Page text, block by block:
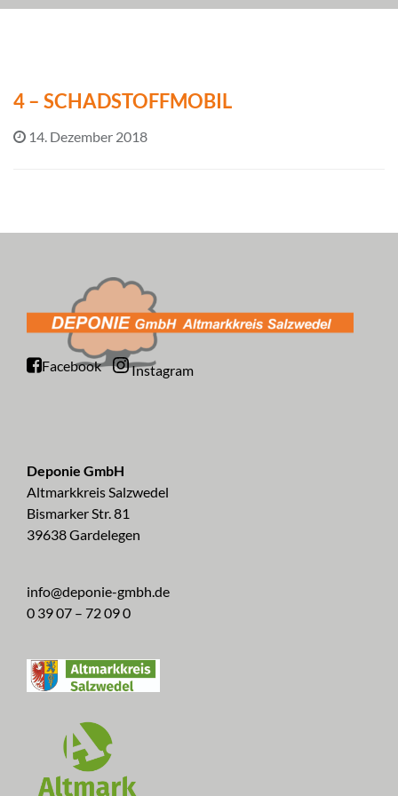
4 – SCHADSTOFFMOBIL
14. Dezember 2018
Facebook Instagram
Deponie GmbH
Altmarkkreis Salzwedel
Bismarker Str. 81
39638 Gardelegen
info@deponie-gmbh.de
0 39 07 – 72 09 0